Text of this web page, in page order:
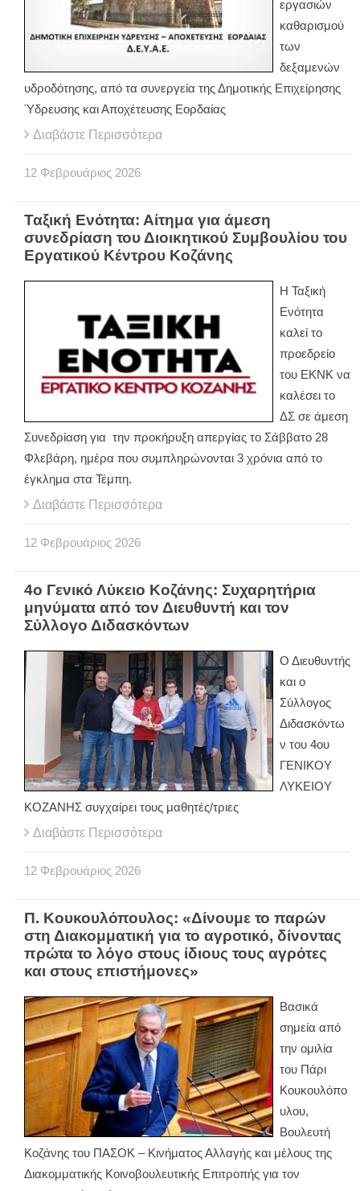
εργασιών
καθαρισμού
των
δεξαμενών
υδροδότησης, από τα συνεργεία της Δημοτικής Επιχείρησης
Ύδρευσης και Αποχέτευσης Εορδαίας
Διαβάστε Περισσότερα
12 Φεβρουάριος 2026
Ταξική Ενότητα: Αίτημα για άμεση
συνεδρίαση του Διοικητικού Συμβουλίου του
Εργατικού Κέντρου Κοζάνης
Η Ταξική
Ενότητα
καλεί το
προεδρείο
του ΕΚΝΚ να
καλέσει το
ΔΣ σε άμεση
Συνεδρίαση για την προκήρυξη απεργίας το Σάββατο 28
Φλεβάρη, ημέρα που συμπληρώνονται 3 χρόνια από το
έγκλημα στα Τέμπη.
Διαβάστε Περισσότερα
12 Φεβρουάριος 2026
4ο Γενικό Λύκειο Κοζάνης: Συχαρητήρια
μηνύματα από τον Διευθυντή και τον
Σύλλογο Διδασκόντων
Ο Διευθυντής
και ο
Σύλλογος
Διδασκόντω
ν του 4ου
ΓΕΝΙΚΟΥ
ΛΥΚΕΙΟΥ
ΚΟΖΑΝΗΣ συγχαίρει τους μαθητές/τριες
Διαβάστε Περισσότερα
12 Φεβρουάριος 2026
Π. Κουκουλόπουλος: «Δίνουμε το παρών
στη Διακομματική για το αγροτικό, δίνοντας
πρώτα το λόγο στους ίδιους τους αγρότες
και στους επιστήμονες»
Βασικά
σημεία από
την ομιλία
του Πάρι
Κουκουλόπο
υλου,
Βουλευτή
Κοζάνης του ΠΑΣΟΚ – Κινήματος Αλλαγής και μέλους της
Διακομματικής Κοινοβουλευτικής Επιτροπής για τον